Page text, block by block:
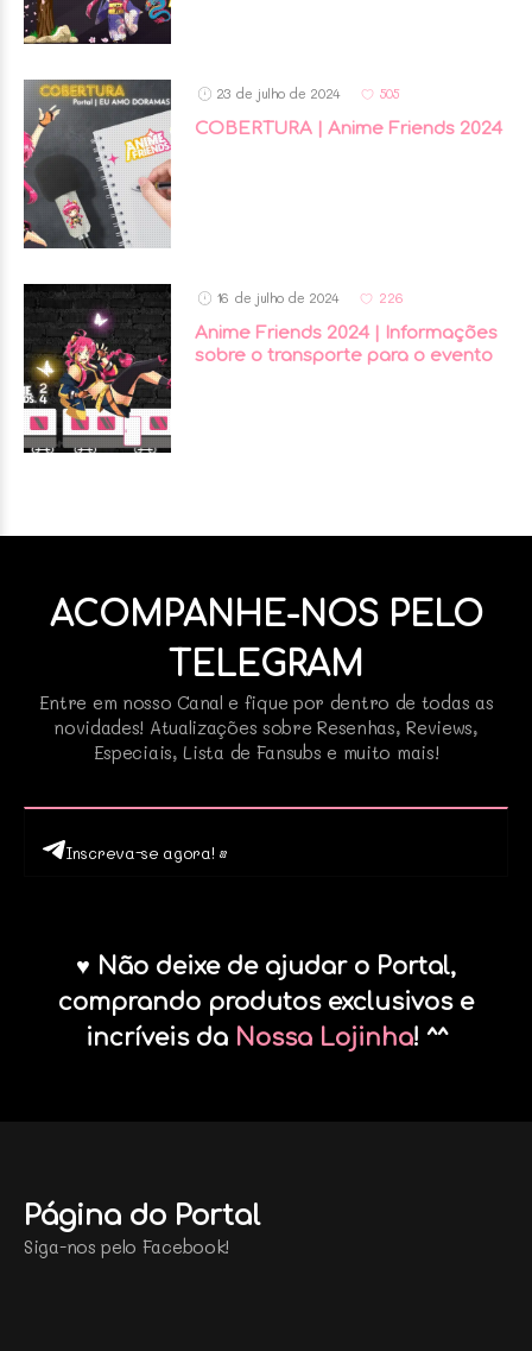
23 de julho de 2024 505
COBERTURA | Anime Friends 2024
16 de julho de 2024 226
Anime Friends 2024 | Informações
sobre o transporte para o evento
ACOMPANHE-NOS PELO
TELEGRAM
Entre em nosso Canal e fique por dentro de todas as
novidades! Atualizações sobre Resenhas, Reviews,
Especiais, Lista de Fansubs e muito mais!
Inscreva-se agora! •
♥ Não deixe de ajudar o Portal,
comprando produtos exclusivos e
incríveis da Nossa Lojinha! ^^
Página do Portal
Siga-nos pelo Facebook!